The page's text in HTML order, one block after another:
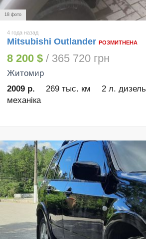
18 фото
4 года назад
Mitsubishi Outlander РОЗМИТНЕНА
8 200 $ / 365 720 грн
Житомир
2009 р.
269 тыс. км 2 л. дизель
механіка